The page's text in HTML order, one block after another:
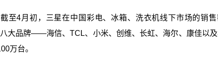
至4月初，三星在中国彩电、冰箱、洗衣机线下市场的销
大品牌——海信、TCL、小米、创维、长虹、海尔、康佳以
万台。